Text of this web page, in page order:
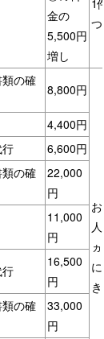
金の
5,500円
増し
の確
8,800円
き
4,400円
6,600円
の確
22,000
円
11,000
円
16,500
円
の確
33,000
円